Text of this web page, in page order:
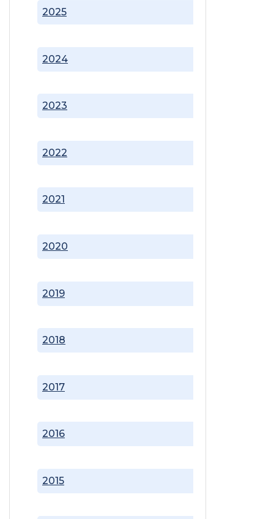
2015
2016
2017
2018
2019
2020
2021
2022
2023
2024
2025